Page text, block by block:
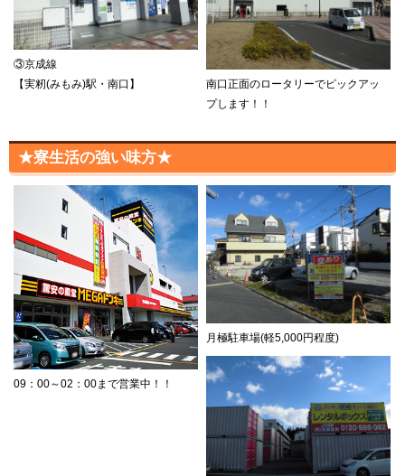
③京成線
【実籾(みもみ)駅・南口】
南口正面のロータリーでピックアッ
プします！！
★寮生活の強い味方★
09：00～02：00まで営業中！！
月極駐車場(軽5,000円程度)